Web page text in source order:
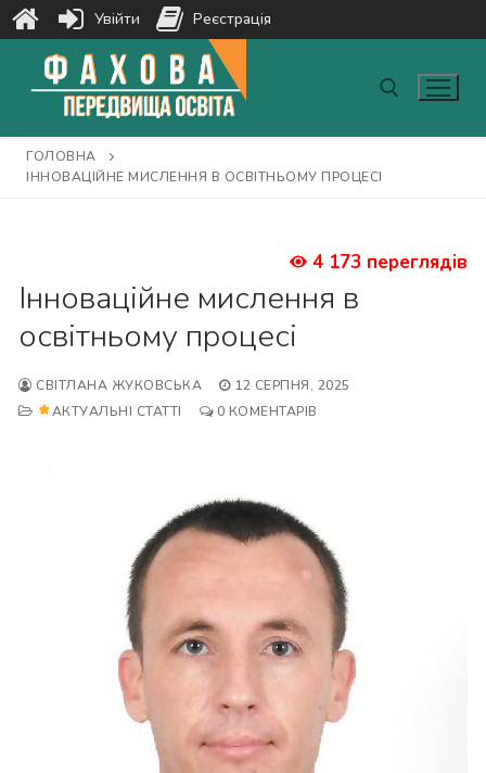
Перейти
Пошук:
ГОЛОВНА
ІННОВАЦІЙНЕ МИСЛЕННЯ В ОСВІТНЬОМУ ПРОЦЕСІ
4 173 переглядів
Інноваційне мислення в
освітньому процесі
СВІТЛАНА ЖУКОВСЬКА
12 СЕРПНЯ, 2025
АКТУАЛЬНІ СТАТТІ
0 КОМЕНТАРІВ
Увійти Реєстрація